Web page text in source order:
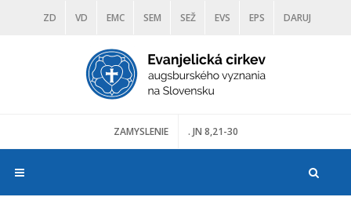
ZD VD EMC SEM SEŽ EVS EPS DARUJ
DIAKONIA ŠKOLY TRANOSCIUS
ZAMYSLENIE . JN 8,21-30